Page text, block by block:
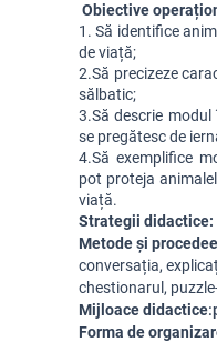
Obiective
1. Să identifice
de viață;
2.Să precizeze
sălbatic;
3.Să descrie
se pregătesc de
4.Să exemplifice
pot proteja
viață.
Strategii didactice:
Metode și procedee
conversația,
chestionarul,
Mijloace didactice:
Forma de